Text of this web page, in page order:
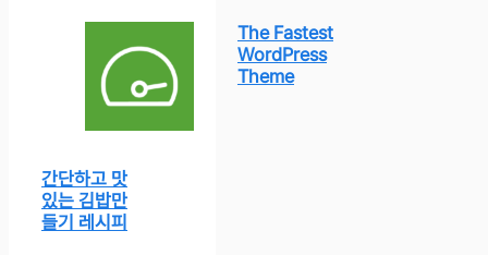
The Fastest
WordPress
Theme
간단하고 맛
있는 김밥만
들기 레시피